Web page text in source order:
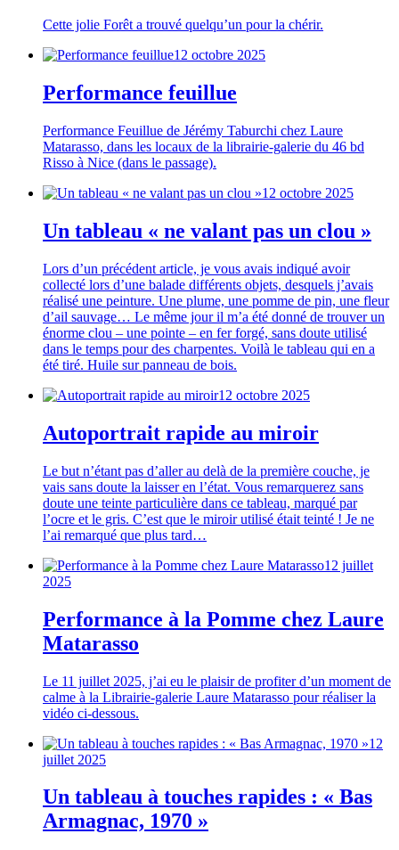
Cette jolie Forêt a trouvé quelqu’un pour la chérir.
12 octobre 2025
Performance feuillue
Performance Feuillue de Jérémy Taburchi chez Laure
Matarasso, dans les locaux de la librairie-galerie du 46 bd
Risso à Nice (dans le passage).
12 octobre 2025
Un tableau « ne valant pas un clou »
Lors d’un précédent article, je vous avais indiqué avoir
collecté lors d’une balade différents objets, desquels j’avais
réalisé une peinture. Une plume, une pomme de pin, une fleur
d’ail sauvage… Le même jour il m’a été donné de trouver un
énorme clou – une pointe – en fer forgé, sans doute utilisé
dans le temps pour des charpentes. Voilà le tableau qui en a
été tiré. Huile sur panneau de bois.
12 octobre 2025
Autoportrait rapide au miroir
Le but n’étant pas d’aller au delà de la première couche, je
vais sans doute la laisser en l’état. Vous remarquerez sans
doute une teinte particulière dans ce tableau, marqué par
l’ocre et le gris. C’est que le miroir utilisé était teinté ! Je ne
l’ai remarqué que plus tard…
12 juillet
2025
Performance à la Pomme chez Laure
Matarasso
Le 11 juillet 2025, j’ai eu le plaisir de profiter d’un moment de
calme à la Librairie-galerie Laure Matarasso pour réaliser la
vidéo ci-dessous.
12
juillet 2025
Un tableau à touches rapides : « Bas
Armagnac, 1970 »